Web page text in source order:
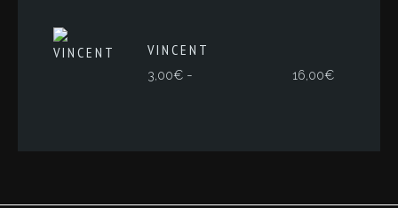
VINCENT
3,00€ - 16,00€Rango